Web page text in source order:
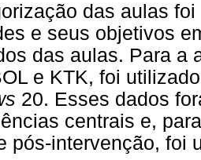
das aulas
e seus objetivos
das aulas. Para a
e KTK, foi
20. Esses dados
centrais e,
pós-intervenção, foi